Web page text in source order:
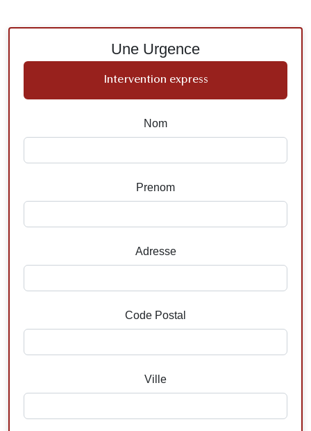
Une Urgence
Intervention express
Nom
Prenom
Adresse
Code Postal
Ville